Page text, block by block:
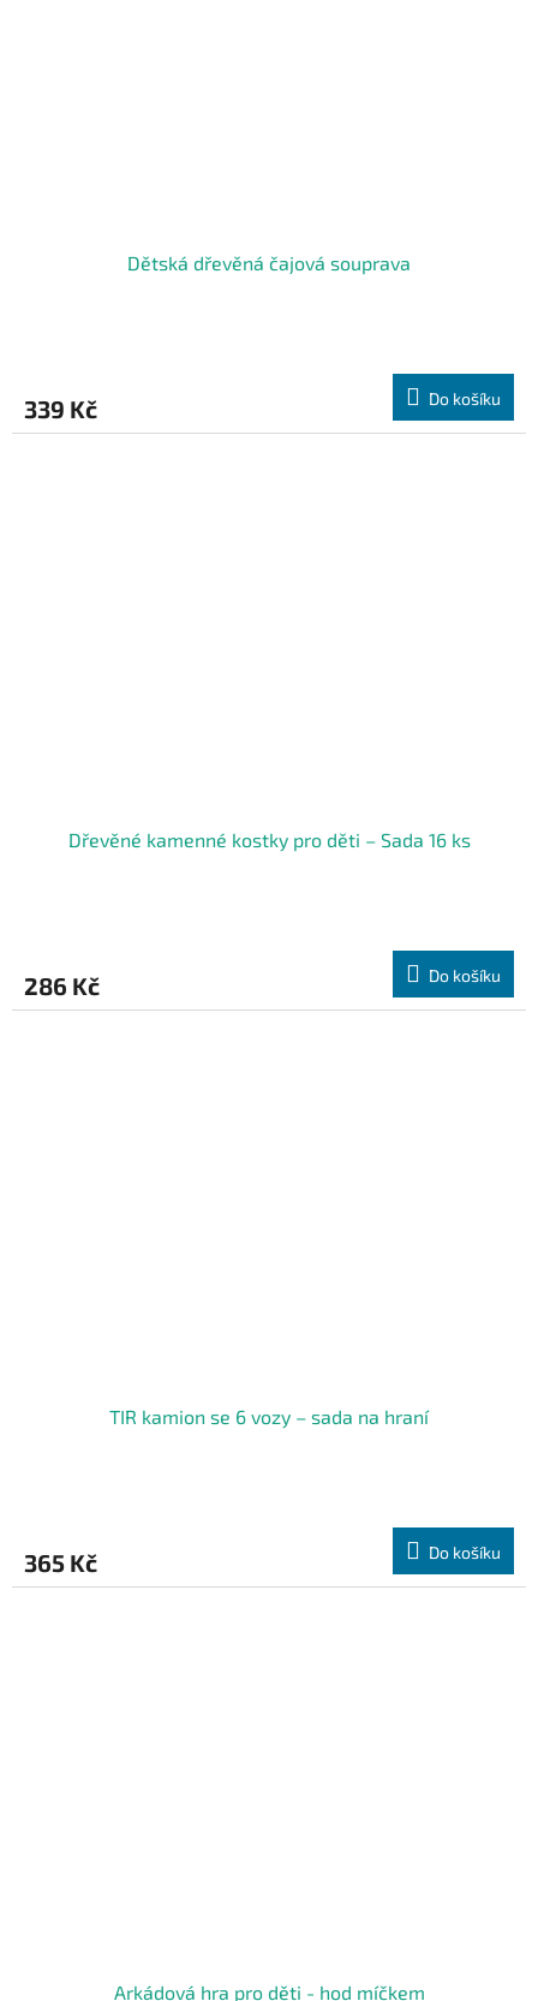
Dětská dřevěná čajová souprava
339 Kč Do košíku
Dřevěné kamenné kostky pro děti – Sada 16 ks
286 Kč Do košíku
TIR kamion se 6 vozy – sada na hraní
365 Kč Do košíku
Arkádová hra pro děti - hod míčkem